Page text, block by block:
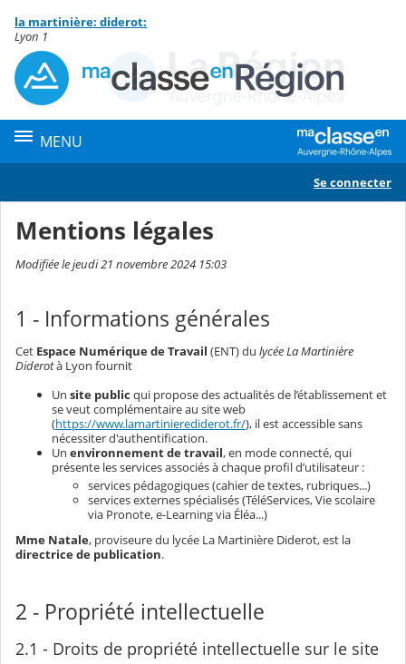
Contenu
la martinière: diderot:
Lyon 1
MENU
Se connecter
Mentions légales
Modifiée le jeudi 21 novembre 2024 15:03
1 - Informations générales
Cet Espace Numérique de Travail (ENT) du lycée La Martinière
Diderotà Lyon fournit
Un site public qui propose des actualités de l’établissement et
se veut complémentaire au site web
(https://www.lamartinierediderot.fr/), il est accessible sans
nécessiter d'authentification.
Un environnement de travail, en mode connecté, qui
présente les services associés à chaque profil d’utilisateur :
services pédagogiques (cahier de textes, rubriques...)
services externes spécialisés (TéléServices, Vie scolaire
via Pronote, e-Learning via Éléa...)
Mme Natale, proviseure du lycée La Martinière Diderot, est la
directrice de publication.
2 - Propriété intellectuelle
2.1 - Droits de propriété intellectuelle sur le site